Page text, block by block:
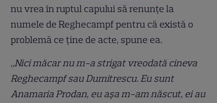
nu vrea în ruptul capului să renunțe la
numele de Reghecampf pentru că există o
problemă ce ține de acte, spune ea.
„Nici măcar nu m-a strigat vreodată cineva
Reghecampf sau Dumitrescu. Eu sunt
Anamaria Prodan, eu așa m-am născut, ei au